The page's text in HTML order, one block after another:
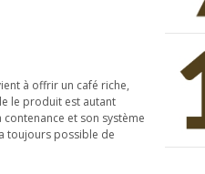
à offrir un café riche,
le produit est autant
et son système
toujours possible de